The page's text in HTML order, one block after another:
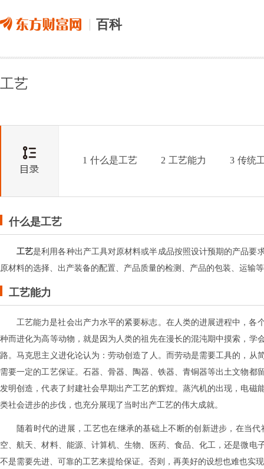
百科
工艺
1 什么是工艺 2 工艺能力 3 传统
什么是工艺
工艺是利用各种出产工具对原材料或半成品按照设计预期的产品
原材料的选择、出产装备的配置、产品质量的检测、产品的包装、运输
工艺能力
工艺能力是社会出产力水平的紧要标志。在人类的进展进程中，
种而进化为高等动物，就是因为人类的祖先在漫长的混沌期中摸索，
路。马克思主义进化论认为：劳动创造了人。而劳动是需要工具的，
需要一定的工艺保证。石器、骨器、陶器、铁器、青铜器等出土文物
发明创造，代表了封建社会早期出产工艺的辉煌。蒸汽机的出现，电
类社会进步的步伐，也充分展现了当时出产工艺的伟大成就。
随着时代的进展，工艺也在继承的基础上不断的创新进步，在当
空、航天、材料、能源、计算机、生物、医药、食品、化工，还是微
不是需要先进、可靠的工艺来提给保证。否则，再美好的设想也难也实